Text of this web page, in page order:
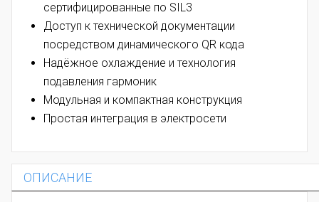
сертифицированные по SIL3
Доступ к технической документации
посредством динамического QR кода
Надёжное охлаждение и технология
подавления гармоник
Модульная и компактная конструкция
Простая интеграция в электросети
ОПИСАНИЕ